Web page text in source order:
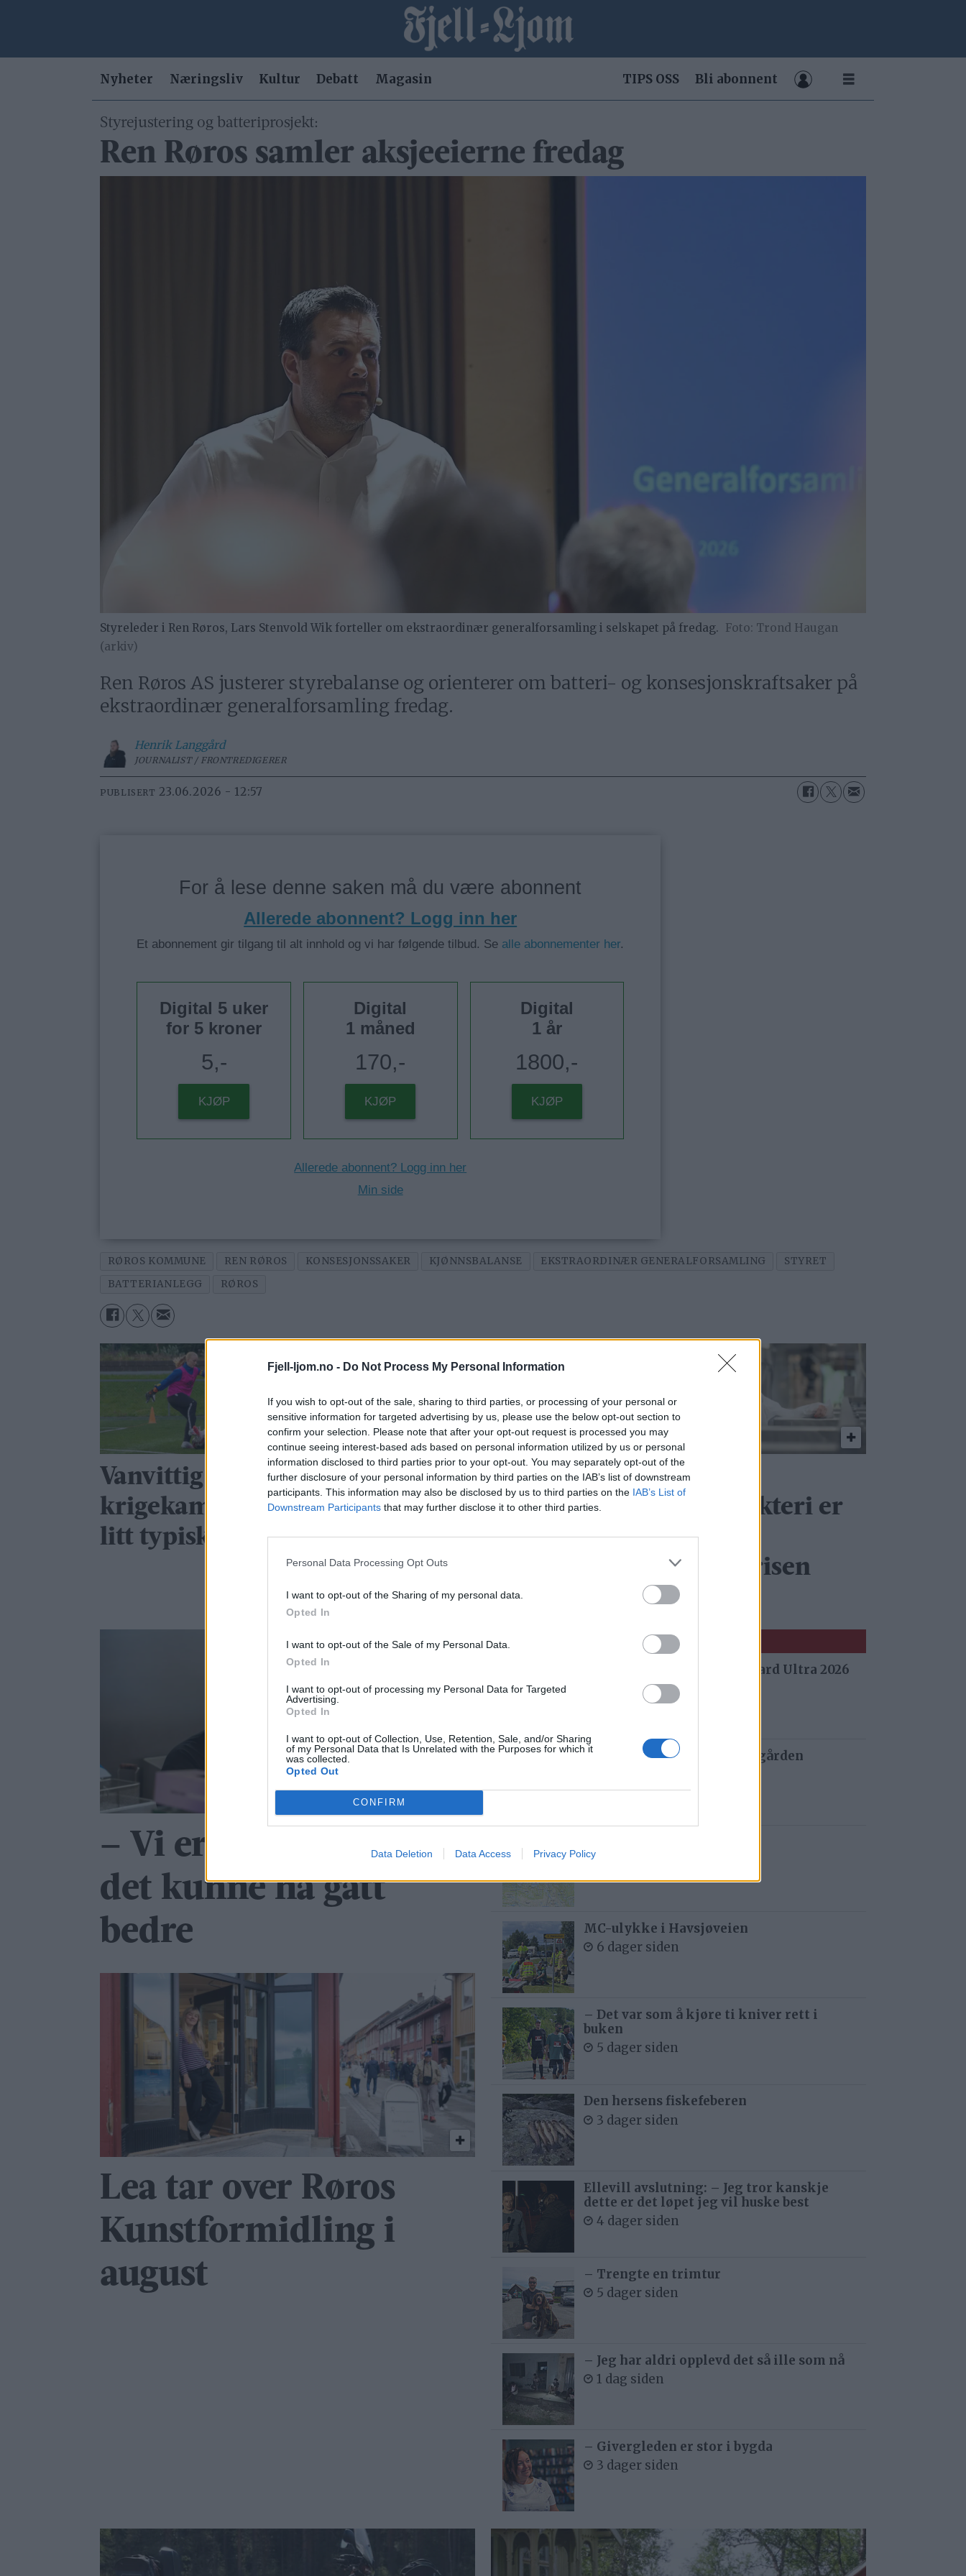
Fjell-ljom.no - Do Not Process My Personal Information
If you wish to opt-out of the sale, sharing to third parties, or processing of your personal or
sensitive information for targeted advertising by us, please use the below opt-out section to
confirm your selection. Please note that after your opt-out request is processed you may
continue seeing interest-based ads based on personal information utilized by us or personal
information disclosed to third parties prior to your opt-out. You may separately opt-out of the
further disclosure of your personal information by third parties on the IAB’s list of downstream
participants. This information may also be disclosed by us to third parties on the IAB’s List of
Downstream Participants that may further disclose it to other third parties.
Personal Data Processing Opt Outs
I want to opt-out of the Sharing of my personal data.
Opted In
I want to opt-out of the Sale of my Personal Data.
Opted In
I want to opt-out of processing my Personal Data for Targeted
Advertising.
Opted In
I want to opt-out of Collection, Use, Retention, Sale, and/or Sharing
of my Personal Data that Is Unrelated with the Purposes for which it
was collected.
Opted Out
CONFIRM
Data Deletion Data Access Privacy Policy
Nyheter Næringsliv Kultur Debatt Magasin TIPS OSS Bli abonnent
Styrejustering og batteriprosjekt:
Ren Røros samler aksjeeierne fredag
Styreleder i Ren Røros, Lars Stenvold Wik forteller om ekstraordinær generalforsamling i selskapet på fredag.
Trond Haugan
(arkiv)
Ren Røros AS justerer styrebalanse og orienterer om batteri- og konsesjonskraftsaker på
ekstraordinær generalforsamling fredag.
Henrik Langgård
JOURNALIST / FRONTREDIGERER
PUBLISERT 23.06.2026 - 12:57
For å lese denne saken må du være abonnent
Allerede abonnent? Logg inn her
Et abonnement gir tilgang til alt innhold og vi har følgende tilbud. Se alle abonnementer her.
Digital 5 uker
for 5 kroner
5,-
KJØP
Digital
1 måned
170,-
KJØP
Digital
1 år
1800,-
KJØP
Allerede abonnent? Logg inn her
Min side
RØROS KOMMUNE REN RØROS KONSESJONSSAKER KJØNNSBALANSE EKSTRAORDINÆR GENERALFORSAMLING
STYRET
BATTERIANLEGG
RØROS
Vanvittig målfest i
krigekamp: – Det er
litt typisk oss
Kommunen: Gågate
er gågate
Stensaas
Reinsdyrslakteri er
vinner av
Bærekraftprisen
2026
– Vi er fornøyde, men
det kunne ha gått
bedre
Lea tar over Røros
Kunstformidling i
august
Mest lest siste uke:
Se opptak fra Stuggu Backyard Ultra 2026
6 dager siden
Med spett og tau redder de gården
MC-ulykke i Havsjøveien
6 dager siden
– Det var som å kjøre ti kniver rett i
buken
5 dager siden
Den hersens fiskefeberen
3 dager siden
Ellevill avslutning: – Jeg tror kanskje
dette er det løpet jeg vil huske best
4 dager siden
– Trengte en trimtur
5 dager siden
– Jeg har aldri opplevd det så ille som nå
1 dag siden
– Givergleden er stor i bygda
3 dager siden